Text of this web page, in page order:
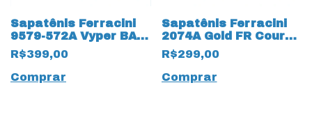
Sapatênis Ferracini
9579-572A Vyper BA
Couro Gold 16887
Preto
R$399,00
Comprar
Sapatênis Ferracini
2074A Gold FR Couro
Natural 18416 Gelo
R$299,00
Comprar